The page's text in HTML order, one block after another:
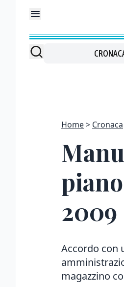
Home Cronaca
2009
Accordo con
magazzino